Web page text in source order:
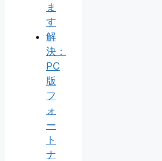
ま
す
解
決：
PC
版
フ
ォ
ー
ト
ナ